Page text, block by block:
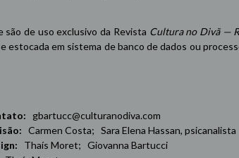
de uso exclusivo da Revista Cultura no Divã —
em sistema de banco de dados ou
gbartucc@culturanodiva.com
Carmen Costa; Sara Elena Hassan, psicanalista
Thaís Moret; Giovanna Bartucci